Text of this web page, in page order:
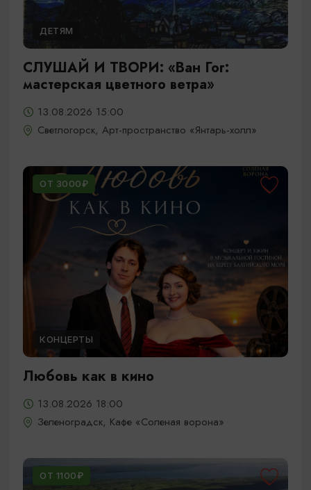
ДЕТЯМ
СЛУШАЙ И ТВОРИ: «Ван Гог:
мастерская цветного ветра»
13.08.2026 15:00
Светлогорск, Арт-пространство «Янтарь-холл»
ОТ 3000₽
КОНЦЕРТЫ
Любовь как в кино
13.08.2026 18:00
Зеленоградск, Кафе «Соленая ворона»
ОТ 1100₽